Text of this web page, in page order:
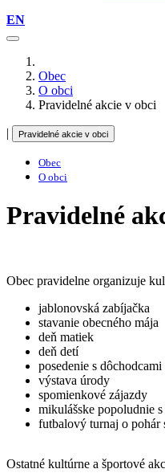
EN
Obec
O obci
Pravidelné akcie v obci
| Pravidelné akcie v obci
Obec
O obci
Pravidelné
Obec pravidelne organizuje
jablonovská zabíjačka
stavanie obecného mája
deň matiek
deň detí
posedenie s dôchodcami
výstava úrody
spomienkové zájazdy
mikulášske popoludnie
futbalový turnaj o pohár
Ostatné kultúrne a športové